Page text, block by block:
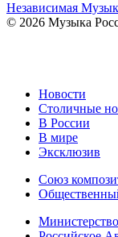
Независимая
© 2026 Музыка
Новости
Столичные
В России
В мире
Эксклюзив
Союз